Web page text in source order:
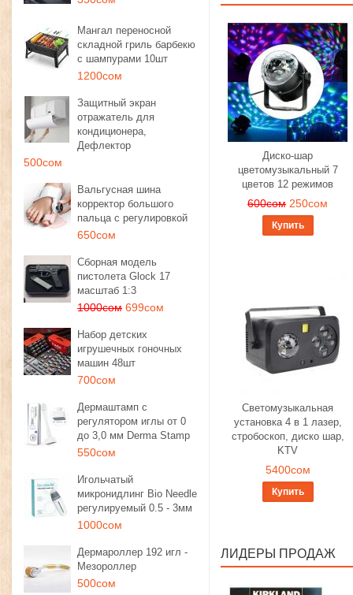
Мангал переносной
складной гриль барбекю
с шампурами 10шт
1200сом
Защитный экран
отражатель для
кондиционера,
Дефлектор
500сом
Вальгусная шина
корректор большого
пальца с регулировкой
650сом
Сборная модель
пистолета Glock 17
масштаб 1:3
1000сом 699сом
Набор детских
игрушечных гоночных
машин 48шт
700сом
Дермаштамп с
регулятором иглы от 0
до 3,0 мм Derma Stamp
550сом
Игольчатый
микронидлинг Bio Needle
регулируемый 0.5 - 3мм
1000сом
Дермароллер 192 игл -
Мезороллер
500сом
Диско-шар
цветомузыкальный 7
цветов 12 режимов
600сом 250сом
Купить
Светомузыкальная
установка 4 в 1 лазер,
стробоскоп, диско шар,
KTV
5400сом
Купить
ЛИДЕРЫ ПРОДАЖ